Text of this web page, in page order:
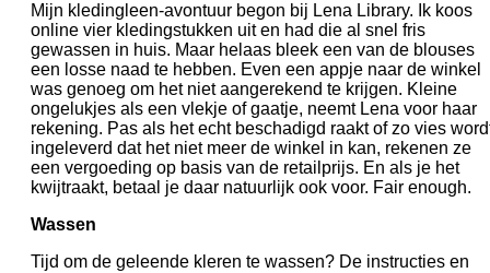
Mijn kledingleen-avontuur begon bij Lena Library. Ik koos
online vier kledingstukken uit en had die al snel fris
gewassen in huis. Maar helaas bleek een van de blouses
een losse naad te hebben. Even een appje naar de winkel
was genoeg om het niet aangerekend te krijgen. Kleine
ongelukjes als een vlekje of gaatje, neemt Lena voor haar
rekening. Pas als het echt beschadigd raakt of zo vies
ingeleverd dat het niet meer de winkel in kan, rekenen ze
een vergoeding op basis van de retailprijs. En als je het
kwijtraakt, betaal je daar natuurlijk ook voor. Fair enough.
Wassen
Tijd om de geleende kleren te wassen? De instructies en